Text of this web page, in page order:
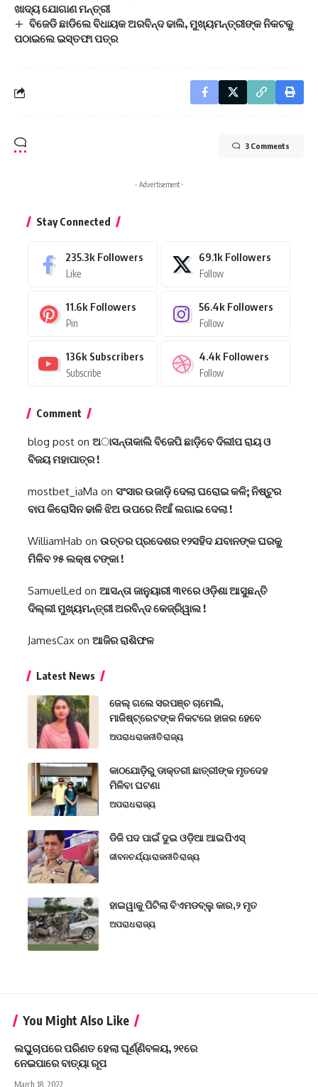
ଖାଦ୍ୟ ଯୋଗାଣ ମନ୍ତ୍ରୀ
ବିଜେଡି ଛାଡିଲେ ବିଧାୟକ ଅରବିନ୍ଦ ଢାଲି, ମୁଖ୍ୟମନ୍ତ୍ରୀଙ୍କ ନିକଟକୁ
ପଠାଇଲେ ଇସ୍ତଫା ପତ୍ର
3 Comments
- Advertisement -
Stay Connected
235.3k Followers
Like
69.1k Followers
Follow
11.6k Followers
Pin
56.4k Followers
Follow
136k Subscribers
Subscribe
4.4k Followers
Follow
Comment
blog post on ଅାସନ୍ତାକାଲି ବିଜେପି ଛାଡ଼ିବେ ଦିଲୀପ ରାୟ ଓ
ବିଜୟ ମହାପାତ୍ର !
mostbet_iaMa on ସଂସାର ଉଜାଡ଼ି ଦେଲା ଘରୋଇ କଳି; ନିଷ୍ଟୁର
ବାପ କିରୋସିନ ଢାଳି ଝିଅ ଉପରେ ନିଆଁ ଲଗାଇ ଦେଲା !
WilliamHab on ଉତ୍ତର ପ୍ରଦେଶର ୧୨ସହିଦ ଯବାନଙ୍କ ଘରକୁ
ମିଳିବ ୨୫ ଲକ୍ଷ ଟଙ୍କା !
SamuelLed on ଆସନ୍ତା ଜାନୁୟାରୀ ୩୧ରେ ଓଡ଼ିଶା ଆସୁଛନ୍ତି
ଦିଲ୍ଲୀ ମୁଖ୍ୟମନ୍ତ୍ରୀ ଅରବିନ୍ଦ କେଜ୍ରିୱାଲ !
JamesCax on ଆଜିର ରାଶିଫଳ
Latest News
ଜେଲ୍ ଗଲେ ସରପଞ୍ଚ ଚାମେଲି,
ମାଜିଷ୍ଟ୍ରେଟଙ୍କ ନିକଟରେ ହାଜର ହେବେ
ଅପରାଧରାଜନୀତିରାଜ୍ୟ
କାଠଯୋଡ଼ିରୁ ଡାକ୍ତରୀ ଛାତ୍ରୀଙ୍କ ମୃତଦେହ
ମିଳିବା ଘଟଣା
ଅପରାଧରାଜ୍ୟ
ଡିଜି ପଦ ପାଇଁ ଦୁଇ ଓଡ଼ିଆ ଆଇପିଏସ୍
ଜୀବନଚର୍ଯ୍ୟାରାଜନୀତିରାଜ୍ୟ
ହାଇୱାକୁ ପିଟିଲା ବିଏମଡବ୍ଲୁ କାର,୨ ମୃତ
ଅପରାଧରାଜ୍ୟ
You Might Also Like
ଲଘୁଚାପରେ ପରିଣତ ହେଲା ଘୂର୍ଣ୍ଣିବଳୟ, ୨୧ରେ
ନେଇପାରେ ବାତ୍ୟା ରୂପ
March 18, 2022